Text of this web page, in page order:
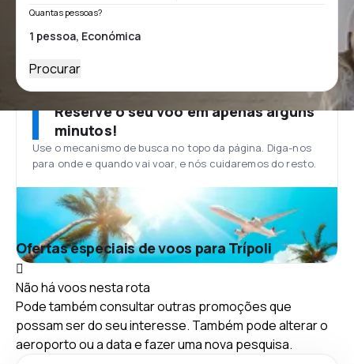
Quantas pessoas?
Procurar
Reserve o seu voo em apenas alguns
minutos!
Use o mecanismo de busca no topo da página. Diga-nos
para onde e quando vai voar, e nós cuidaremos do resto.
Ofertas especiais de voos para Trípoli
Não há voos nesta rota
Pode também consultar outras promoções que
possam ser do seu interesse. Também pode alterar o
aeroporto ou a data e fazer uma nova pesquisa.